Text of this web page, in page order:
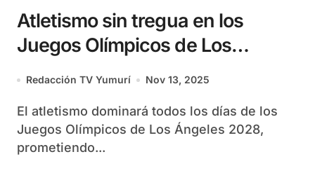
Atletismo sin tregua en los
Juegos Olímpicos de Los
Ángeles 2028
Redacción TV Yumurí Nov 13, 2025
El atletismo dominará todos los días de los
Juegos Olímpicos de Los Ángeles 2028,
prometiendo...